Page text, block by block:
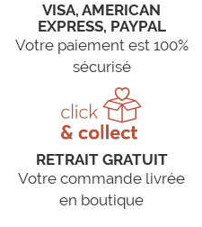
VISA, AMERICAN
EXPRESS, PAYPAL
Votre paiement est 100%
sécurisé
RETRAIT GRATUIT
Votre commande livrée
en boutique